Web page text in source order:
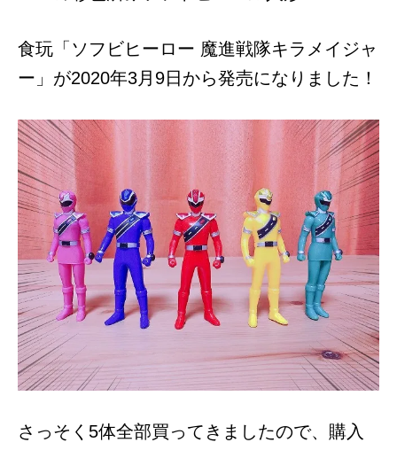
食玩「ソフビヒーロー 魔進戦隊キラメイジャ
ー」が2020年3月 9日から発売になりました！
さっそく5体全部買ってきましたので、購入